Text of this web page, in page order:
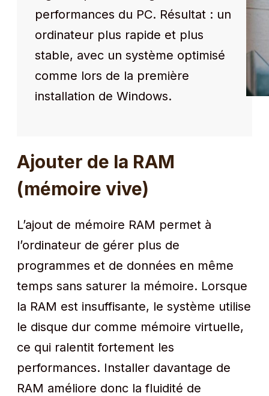
performances du PC. Résultat : un
ordinateur plus rapide et plus
stable, avec un système optimisé
comme lors de la première
installation de Windows.
Ajouter de la RAM
(mémoire vive)
L’ajout de mémoire RAM permet à
l’ordinateur de gérer plus de
programmes et de données en même
temps sans saturer la mémoire. Lorsque
la RAM est insuffisante, le système utilise
le disque dur comme mémoire virtuelle,
ce qui ralentit fortement les
performances. Installer davantage de
RAM améliore donc la fluidité de